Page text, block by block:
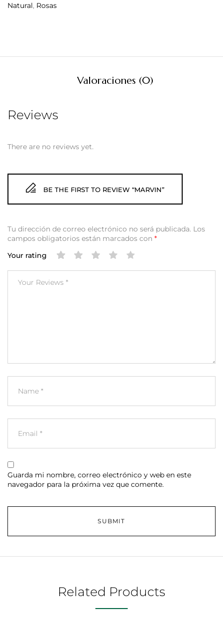
Natural, Rosas
Valoraciones (0)
Reviews
There are no reviews yet.
BE THE FIRST TO REVIEW “MARVIN”
Tu dirección de correo electrónico no será publicada. Los
campos obligatorios están marcados con *
Your rating
Guarda mi nombre, correo electrónico y web en este
navegador para la próxima vez que comente.
Related Products